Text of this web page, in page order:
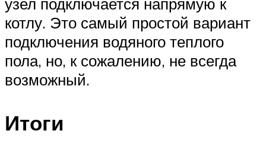
котлу. Это самый простой вариант
подключения водяного теплого
пола, но, к сожалению, не всегда
возможный.
Итоги